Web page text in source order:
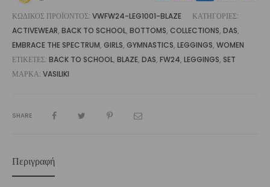
ΚΩΔΙΚΌΣ ΠΡΟΪΌΝΤΟΣ: VWFW24-LEG1001-BLAZE
ΚΑΤΗΓΟΡΊΕΣ:
ACTIVEWEAR, BACK TO SCHOOL, BOTTOMS, COLLECTIONS, DAS,
EMBRACE THE SPECTRUM, GIRLS, GYMNASTICS, LEGGINGS, WOMEN
ΕΤΙΚΈΤΕΣ: BACK TO SCHOOL, BLAZE, DAS, FW24, LEGGINGS, SET
ΜΆΡΚΑ: VASILIKI
SHARE
Περιγραφή